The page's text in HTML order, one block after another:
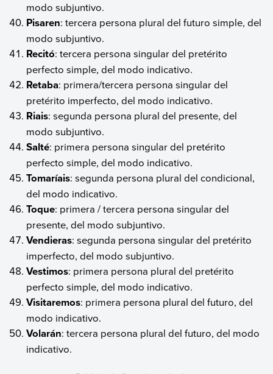
modo subjuntivo.
Pisaren: tercera persona plural del futuro simple, del
modo subjuntivo.
Recitó: tercera persona singular del pretérito
perfecto simple, del modo indicativo.
Retaba: primera/tercera persona singular del
pretérito imperfecto, del modo indicativo.
Riais: segunda persona plural del presente, del
modo subjuntivo.
Salté: primera persona singular del pretérito
perfecto simple, del modo indicativo.
Tomaríais: segunda persona plural del condicional,
del modo indicativo.
Toque: primera / tercera persona singular del
presente, del modo subjuntivo.
Vendieras: segunda persona singular del pretérito
imperfecto, del modo subjuntivo.
Vestimos: primera persona plural del pretérito
perfecto simple, del modo indicativo.
Visitaremos: primera persona plural del futuro, del
modo indicativo.
Volarán: tercera persona plural del futuro, del modo
indicativo.